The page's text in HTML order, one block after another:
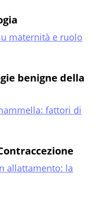
maternità e ruolo
benigne della
fattori di
allattamento: la